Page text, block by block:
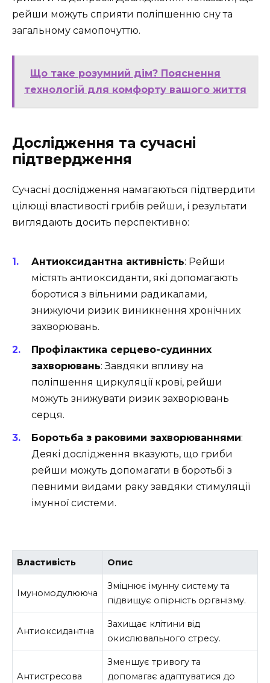
рейши можуть сприяти поліпшенню сну та
загальному самопочуттю.
Що таке розумний дім? Пояснення
технологій для комфорту вашого життя
Дослідження та сучасні
підтвердження
Сучасні дослідження намагаються підтвердити
цілющі властивості грибів рейши, і результати
виглядають досить перспективно:
Антиоксидантна активність: Рейши
містять антиоксиданти, які допомагають
боротися з вільними радикалами,
знижуючи ризик виникнення хронічних
захворювань.
Профілактика серцево-судинних
захворювань: Завдяки впливу на
поліпшення циркуляції крові, рейши
можуть знижувати ризик захворювань
серця.
Боротьба з раковими захворюваннями:
Деякі дослідження вказують, що гриби
рейши можуть допомагати в боротьбі з
певними видами раку завдяки стимуляції
імунної системи.
Властивість Опис
Імуномодулююча
Зміцнює імунну систему та
підвищує опірність організму.
Антиоксидантна
Захищає клітини від
окислювального стресу.
Антистресова
Зменшує тривогу та
допомагає адаптуватися до